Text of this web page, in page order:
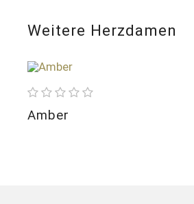
Weitere Herzdamen
Amber